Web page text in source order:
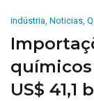
indústria, Noticias,
US$ 41,1